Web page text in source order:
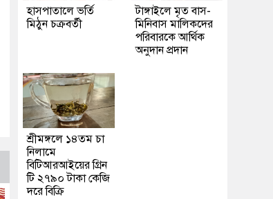
হাসপাতালে ভর্তি
মিঠুন চক্রবর্তী
টাঙ্গাইলে মৃত বাস-
মিনিবাস মালিকদের
পরিবারকে আর্থিক
অনুদান প্রদান
শ্রীমঙ্গলে ১৪তম চা
নিলামে
বিটিআরআইয়ের গ্রিন
টি ২৭৯০ টাকা কেজি
দরে বিক্রি